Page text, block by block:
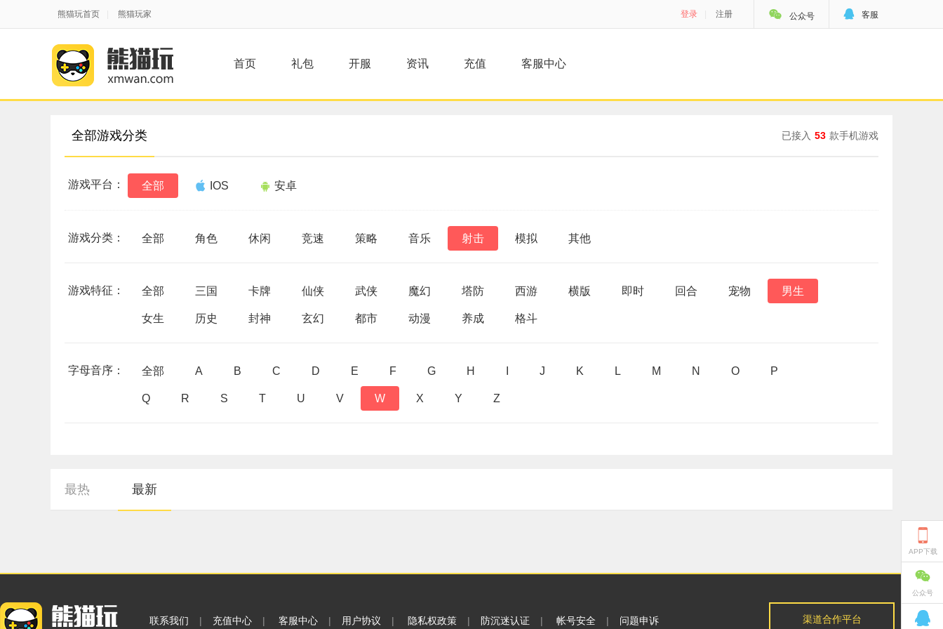
熊猫玩首页 熊猫玩家 登录 注册  公众号  客服
首页 礼包 开服 资讯 充值 客服中心
全部游戏分类 已接入 53 款手机游戏
游戏平台： 全部 IOS 安卓
游戏分类： 全部 角色 休闲 竞速 策略 音乐 射击 模拟 其他
游戏特征： 全部 三国 卡牌 仙侠 武侠 魔幻 塔防 西游 横版 即时 回合 宠物 男生
女生 历史 封神 玄幻 都市 动漫 养成 格斗
字母音序： 全部 A B C D E F G H J K L M N O P
Q R S T U V W X Y Z
最热 最新
联系我们 | 充值中心 | 客服中心 | 用户协议 | 隐私权政策 | 防沉迷认证 | 帐号安全 | 问题申诉 渠道合作平台

APP下载

公众号
